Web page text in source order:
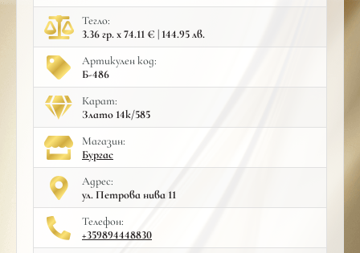
Тегло:
3.36 гр. x 74.11 € | 144.95 лв.
Артикулен код:
Б-486
Карат:
Злато 14к/585
Mагазин:
Бургас
Адрес:
ул. Петрова нива 11
Телефон:
+359894448830